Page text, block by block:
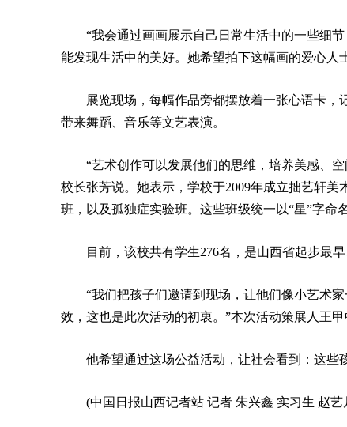
“我会通过画画展示自己日常生活中的一些细
能发现生活中的美好。她希望拍下这幅画的爱心人
展览现场，每幅作品旁都摆放着一张心语卡
带来舞蹈、音乐等文艺表演。
“艺术创作可以发展他们的思维，培养美感、
校长张芳说。她表示，学校于2009年成立拙艺轩
班，以及孤独症实验班。这些班级统一以“星”字
目前，该校共有学生276名，是山西省起步最
“我们把孩子们邀请到现场，让他们像小艺术
效，这也是此次活动的初衷。”本次活动策展人王甲
他希望通过这场公益活动，让社会看到：这些
(中国日报山西记者站 记者 朱兴鑫 实习生 赵艺